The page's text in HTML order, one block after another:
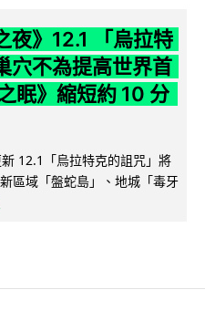
夜》12.1 「烏拉特
穴不為提高世界首
眠》縮短約 10 分
12.1「烏拉特克的詛咒」將
區域「盤蛇島」、地城「毒牙